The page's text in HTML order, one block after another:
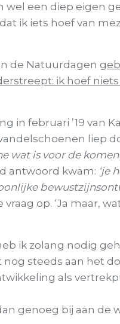
een diep eigen
ik iets hoef van
de Natuurdagen
ik hoef
in februari ’19 van
liep
wat is voor de
antwoord kwam: ‘je
op. ‘Ja maar,
ik zolang nodig
steeds aan het
als
genoeg bij aan de